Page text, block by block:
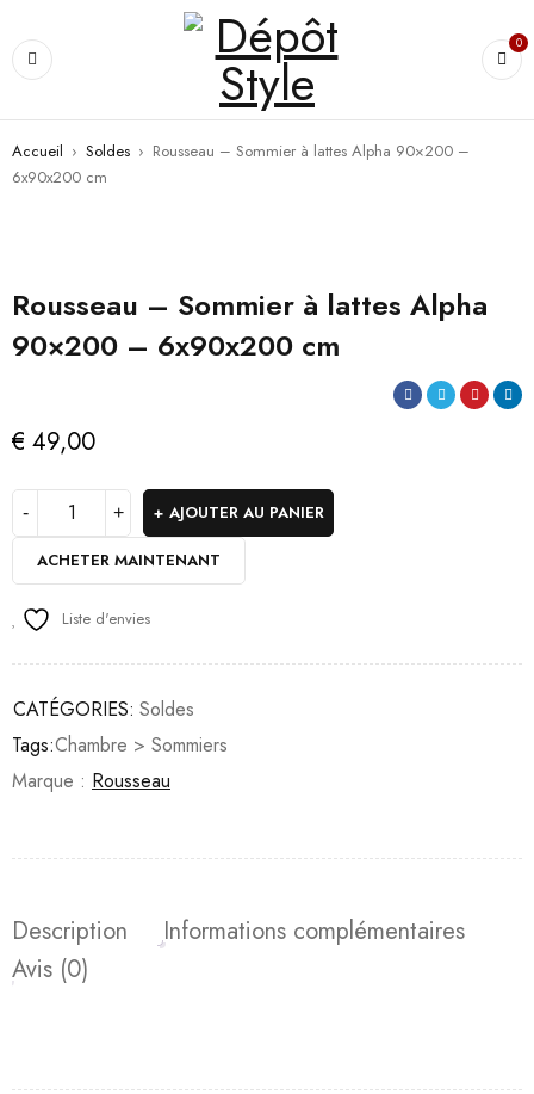
0
Accueil › Soldes › Rousseau – Sommier à lattes Alpha 90×200 –
6x90x200 cm
Rousseau – Sommier à lattes Alpha
90×200 – 6x90x200 cm
€ 49,00
AJOUTER AU PANIER
ACHETER MAINTENANT
Liste d'envies
CATÉGORIES: Soldes
Tags:Chambre > Sommiers
Marque : Rousseau
Description
Informations complémentaires
Avis (0)